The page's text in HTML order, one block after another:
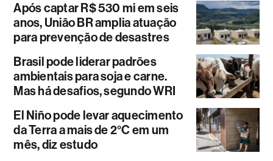
Após captar R$ 530 mi em seis
anos, União BR amplia atuação
para prevenção de desastres
Brasil pode liderar padrões
ambientais para soja e carne.
Mas há desafios, segundo WRI
El Niño pode levar aquecimento
da Terra a mais de 2°C em um
mês, diz estudo